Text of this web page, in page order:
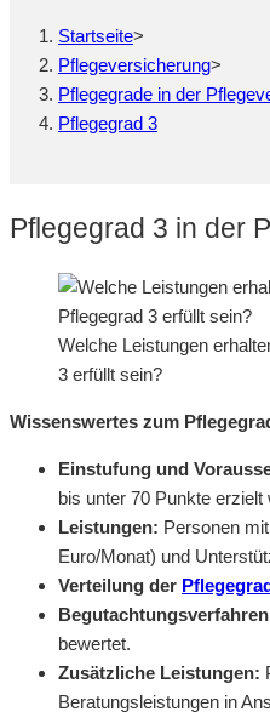
Startseite>
Pflegeversicherung>
Pflegegrade in der
Pflegegrad 3
Pflegegrad 3 in der
Welche Leistungen
3 erfüllt sein?
Wissenswertes zum
Einstufung und
bis unter 70 Punkte erzielt
Leistungen: Personen
Euro/Monat) und
Verteilung der
bewertet.
Zusätzliche Leistungen:
Beratungsleistungen in